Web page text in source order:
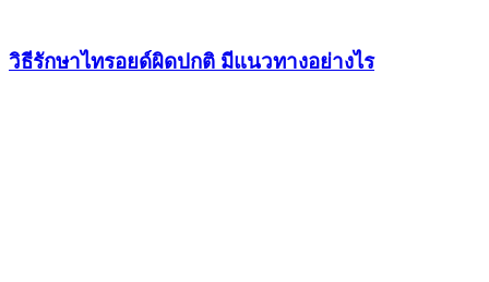
วิธีรักษาไทรอยด์ผิดปกติ มีแนวทางอย่างไร